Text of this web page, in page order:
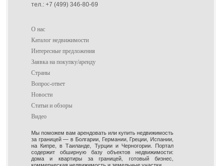
тел.: +7 (499) 346-80-69
О нас
Каталог недвижимости
Интересные предложения
Заявка на покупку/аренду
Страны
Вопрос-ответ
Новости
Статьи и обзоры
Видео
Мы поможем вам арендовать или купить недвижимость
за границей — в Болгарии, Германии, Греции, Испании,
на Кипре, в Таиланде, Турции и Черногории. Портал
содержит обширную базу объектов недвижимости:
дома и квартиры за границей, готовый бизнес,